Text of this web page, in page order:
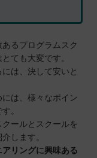
るプログラムスク
ても大変です。
は、決して安いと
は、様々なポイン
。
ールとスクールを
します。
リングに興味ある